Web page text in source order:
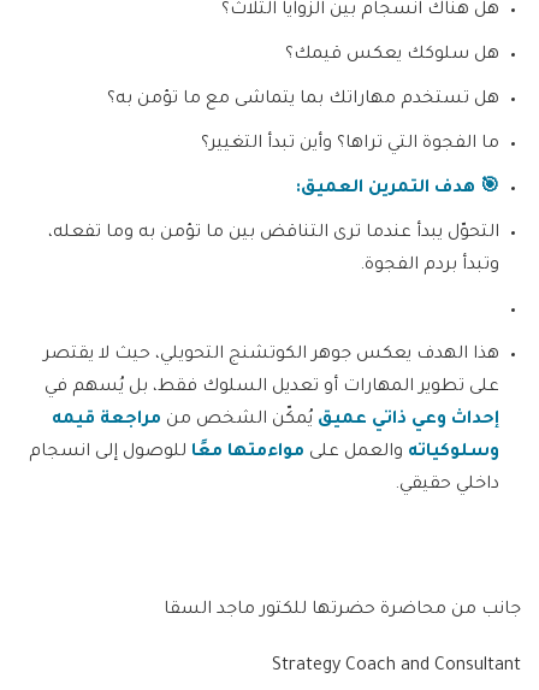
هل هناك انسجام بين الزوايا الثلاث؟
هل سلوكك يعكس قيمك؟
هل تستخدم مهاراتك بما يتماشى مع ما تؤمن به؟
ما الفجوة التي تراها؟ وأين تبدأ التغيير؟
🎯 هدف التمرين العميق:
التحوّل يبدأ عندما ترى التناقض بين ما تؤمن به وما تفعله،
وتبدأ بردم الفجوة.
هذا الهدف يعكس جوهر الكوتشنج التحويلي، حيث لا يقتصر
على تطوير المهارات أو تعديل السلوك فقط، بل يُسهم في
إحداث وعي ذاتي عميق يُمكّن الشخص من مراجعة قيمه
وسلوكياته والعمل على مواءمتها معًا للوصول إلى انسجام
داخلي حقيقي.
جانب من محاضرة حضرتها للكتور ماجد السقا
Strategy Coach and Consultant